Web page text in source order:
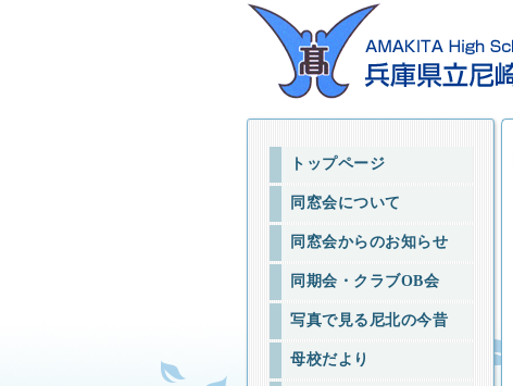
トップページ
同窓会について
同窓会からのお知らせ
同期会・クラブOB会
写真で見る尼北の今昔
母校だより